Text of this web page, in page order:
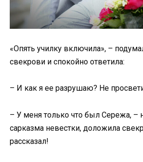
«Опять училку включила», –
свекрови и спокойно ответила:
– И как я ее разрушаю? Не
– У меня только что был Сережа, –
сарказма невестки, доложила
рассказал!